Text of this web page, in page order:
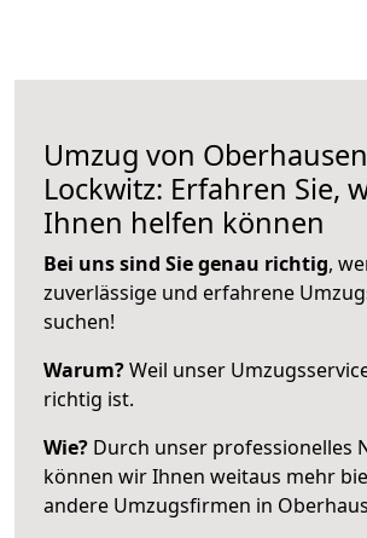
Umzug von
Lockwitz: Erfahren Sie,
Ihnen helfen können
Bei uns sind Sie genau richtig,
zuverlässige und erfahrene
suchen!
Warum?Weil unser
richtig ist.
Wie? Durch unser professionelles
können wir Ihnen weitaus mehr
andere Umzugsfirmen in